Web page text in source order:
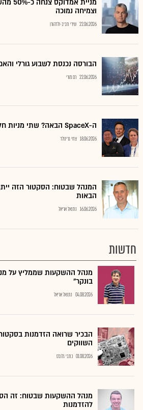
וצמיחה נמוכה
22.06.2026 שירי חביב-ולדהורן
הבורסה נכנסת לשבוע גורלי
22.06.2026 רם מורי
ה-SpaceX הבאה? שתי מניות חלל עם אפסייד של עד 61%
18.06.2026 צחי גרינולד
המנהל שבטוח: הסקטור הזה
הבאות
16.06.2026 נתנאל אריאל
חדשות
מנהל ההשקעות שממליץ על
בונקר"
04.08.2026 נתנאל אריאל
הבכיר שרואה הזדמנות
השווקים
01.08.2026 כתבי גלובס
מנהל ההשקעות שבטוח: זה
להזדמנות